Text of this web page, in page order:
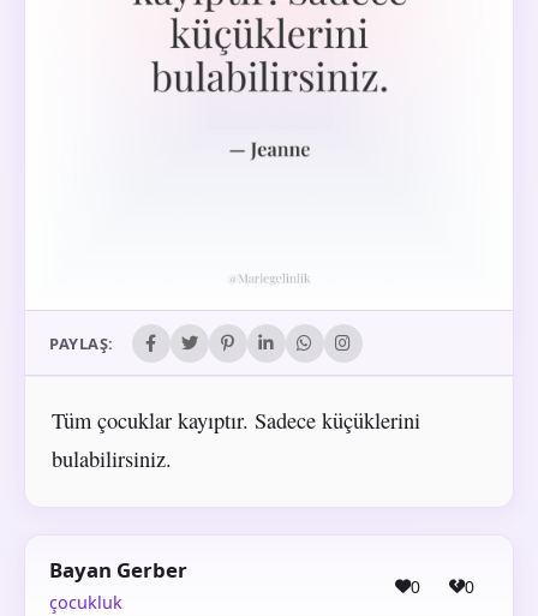
PAYLAŞ:
Tüm çocuklar kayıptır. Sadece küçüklerini
bulabilirsiniz.
Bayan Gerber
çocukluk
0 0